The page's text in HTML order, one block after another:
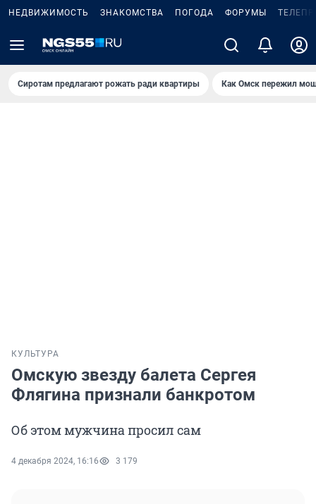
НЕДВИЖИМОСТЬ ЗНАКОМСТВА ПОГОДА ФОРУМЫ
Сиротам предлагают рожать ради квартиры Как Омск пережил
КУЛЬТУРА
Омскую звезду балета Сергея
Флягина признали банкротом
Об этом мужчина просил сам
4 декабря 2024, 16:16 3 179